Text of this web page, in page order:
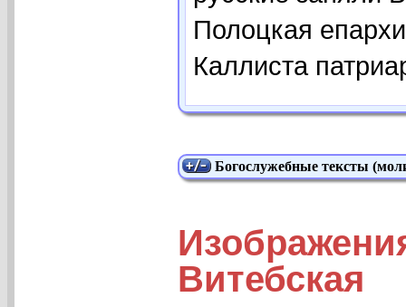
Полоцкая
Каллиста
Богослужебные тексты
Витебская